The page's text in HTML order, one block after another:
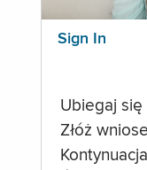
Sign In
Ubiegaj się
Złóż